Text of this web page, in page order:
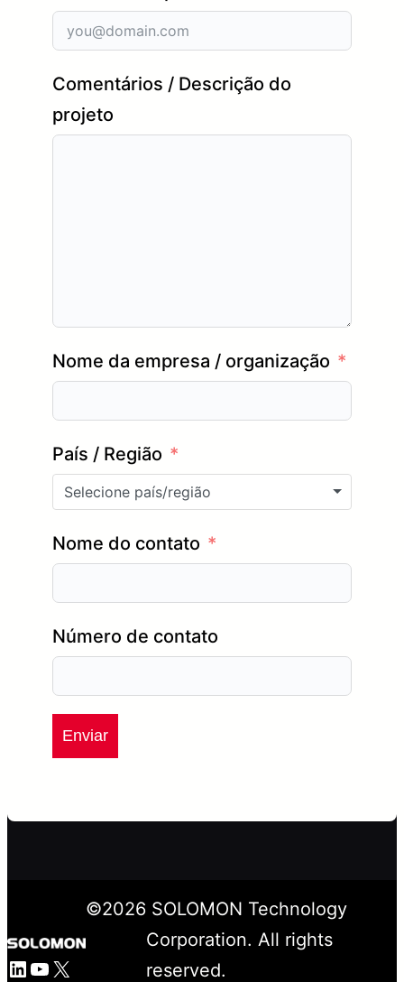
Comentários / Descrição do
projeto
Nome da empresa / organização
País / Região
Selecione país/região
Nome do contato
Número de contato
Enviar
LinkedIn
YouTube
X
©2026SOLOMON Technology
Corporation. All rights
reserved.